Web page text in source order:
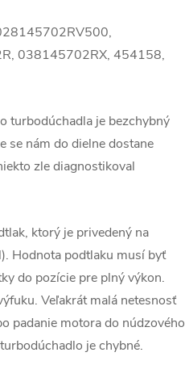
038145702RX, 454158,
turbodúchadla je bezchybný
se nám do dielne dostane
zle diagnostikoval
ktorý je privedený na
Hodnota podtlaku musí byť
do pozície pre plný výkon.
Veľakrát malá netesnosť
padanie motora do núdzového
je chybné.